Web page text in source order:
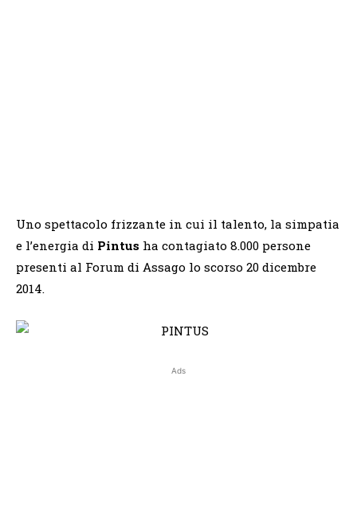
Uno spettacolo frizzante in cui il talento, la simpatia
e l’energia di Pintus ha contagiato 8.000 persone
presenti al Forum di Assago lo scorso 20 dicembre
2014.
Ads